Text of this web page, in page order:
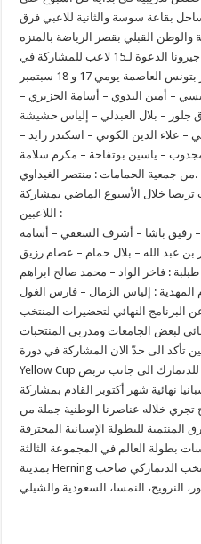
بقاعة سوسة والثانية للاعبي فرق
وقد وجه المدرب الوطني السيد توني جيرونا الدعوة لـ15 لاعب للمشاركة في
– أمين البدوي – أسامة الجزيري –
– علاء الدين الكوني – اسكندر زايد –
من جمعية الحمامات : منتصر الغيداوي.
خلال الأسبوع الماضي بمشاركة
اللاعبين :
رفيق باشا – أشرف السعفي – أسامة
بن عبد الله – بلال حمام – عصام رزيق
البرنامج النهائي لتحضيرات المنتخب
لبعض الجامعات ومدربي المنتخبات
تأكد الى حدّ الان المشاركة في دورة
Yellow Cup بسويسرا في شهر جانفي قبل التحول للدنمارك الى جانب تربص
نهائية شهر أكتوبر القادم بمشاركة
تجري خلاله عناصرنا الوطنية جملة من
بطولة العالم في المجموعة الثالثة
بمدينة Herning الدنماركية الى جانب كل من المنتخب الدنماركي صاحب